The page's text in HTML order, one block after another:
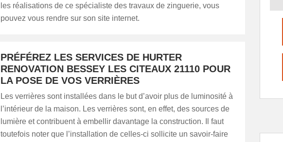
les réalisations de ce spécialiste des travaux de zinguerie, vous
pouvez vous rendre sur son site internet.
PRÉFÉREZ LES SERVICES DE HURTER
RENOVATION BESSEY LES CITEAUX 21110 POUR
LA POSE DE VOS VERRIÈRES
Les verrières sont installées dans le but d’avoir plus de luminosité à
l’intérieur de la maison. Les verrières sont, en effet, des sources de
lumière et contribuent à embellir davantage la construction. Il faut
toutefois noter que l’installation de celles-ci sollicite un savoir-faire